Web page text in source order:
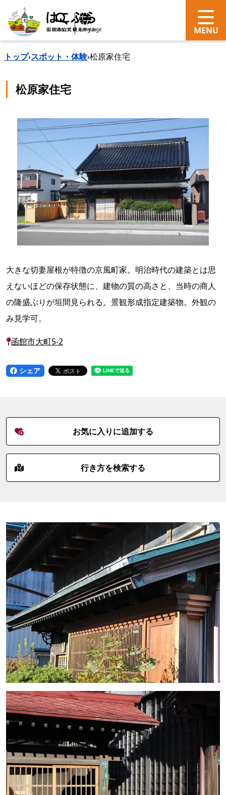
search Language
トップ›スポット・体験›松原家住宅
松原家住宅
大きな切妻屋根が特徴の京風町家。明治時代の建築とは思
えないほどの保存状態に、建物の質の高さと、当時の商人
の隆盛ぶりが垣間見られる。景観形成指定建築物。外観の
み見学可。
函館市大町5-2
シェア
お気に入りに追加する
行き方を検索する